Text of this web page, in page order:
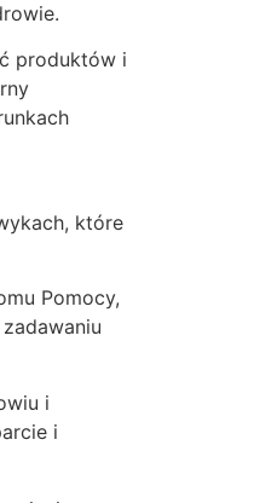
produktów i
które
Pomocy,
i
i